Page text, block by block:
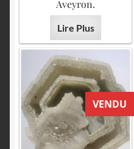
Aveyron.
Lire Plus
VENDU